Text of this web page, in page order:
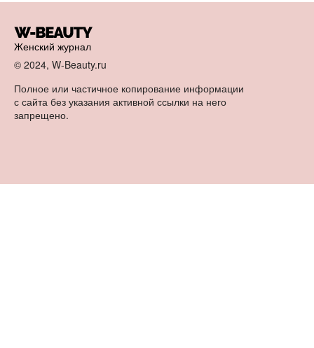
Женский журнал
© 2024, W-Beauty.ru
Полное или частичное копирование информации
с сайта без указания активной ссылки на него
запрещено.